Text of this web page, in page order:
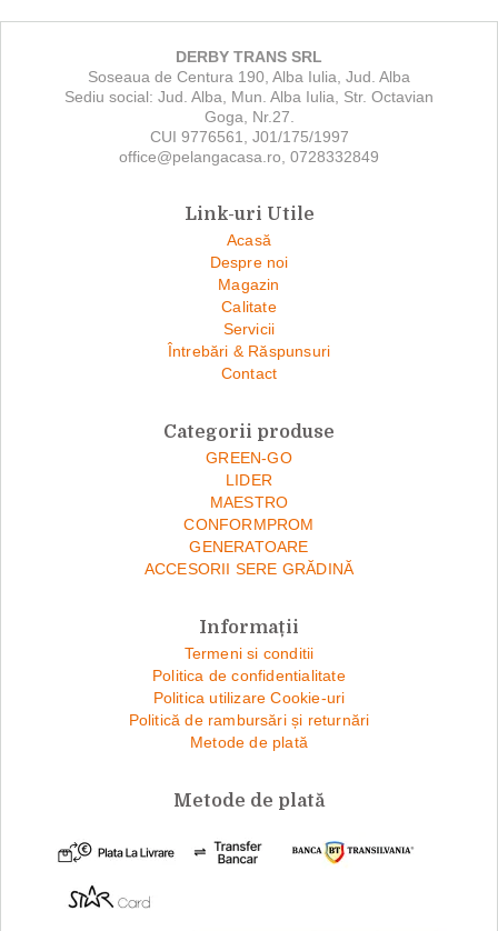
DERBY TRANS SRL
Soseaua de Centura 190, Alba Iulia, Jud. Alba
Sediu social: Jud. Alba, Mun. Alba Iulia, Str. Octavian
Goga, Nr.27.
CUI 9776561, J01/175/1997
office@pelangacasa.ro, 0728332849
Link-uri Utile
Acasă
Despre noi
Magazin
Calitate
Servicii
Întrebări & Răspunsuri
Contact
Categorii produse
GREEN-GO
LIDER
MAESTRO
CONFORMPROM
GENERATOARE
ACCESORII SERE GRĂDINĂ
Informații
Termeni si conditii
Politica de confidentialitate
Politica utilizare Cookie-uri
Politică de rambursări și returnări
Metode de plată
Metode de plată